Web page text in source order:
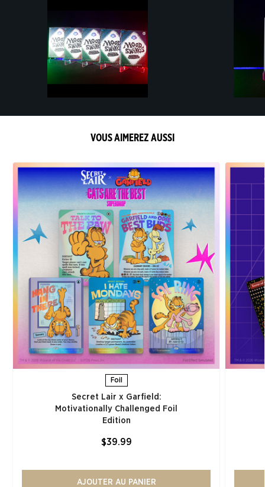
VOUS AIMEREZ AUSSI
Foil
Secret Lair x Garfield:
Motivationally Challenged Foil
Edition​
$39.99
AJOUTER AU PANIER